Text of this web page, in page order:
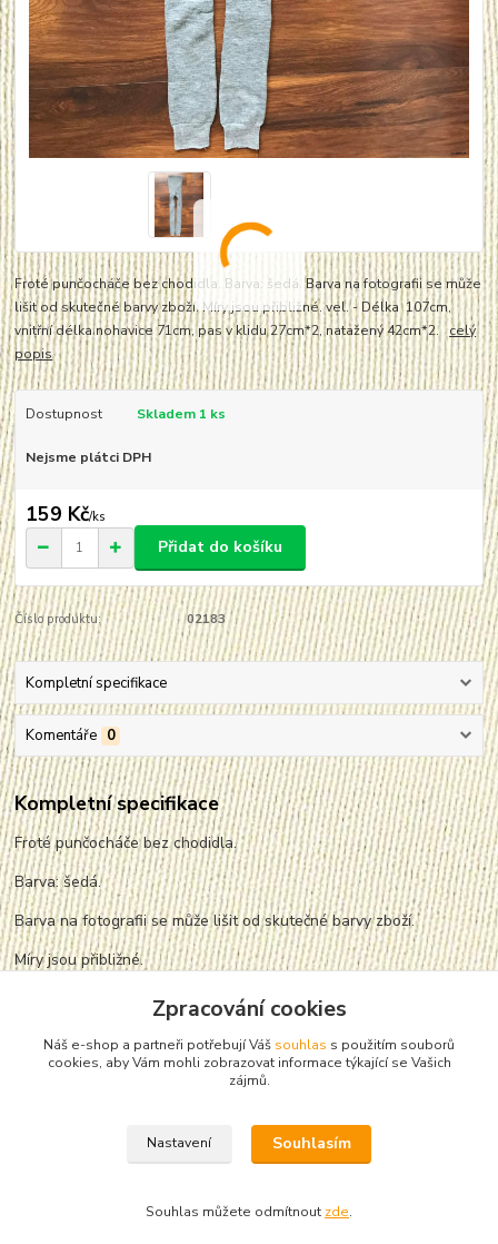
Froté punčocháče bez chodidla. Barva: šedá. Barva na fotografii se může
lišit od skutečné barvy zboží. Míry jsou přibližné. vel. - Délka 107cm,
vnitřní délka nohavice 71cm, pas v klidu 27cm*2, natažený 42cm*2. celý
popis
Dostupnost Skladem 1 ks
Nejsme plátci DPH
159 Kč/ks
Přidat do košíku
Číslo produktu: 02183
Kompletní specifikace
Komentáře 0
Kompletní specifikace
Froté punčocháče bez chodidla.
Barva: šedá.
Barva na fotografii se může lišit od skutečné barvy zboží.
Míry jsou přibližné.
vel. - Délka 107cm, vnitřní délka nohavice 71cm, pas v klidu
žený 42cm*2.
Zboží zařazeno v kategoriích
Zpracování cookies
Náš e-shop a partneři potřebují Váš souhlas s použitím souborů
cookies, aby Vám mohli zobrazovat informace týkající se Vašich
zájmů.
Nastavení Souhlasím
Souhlas můžete odmítnout zde.